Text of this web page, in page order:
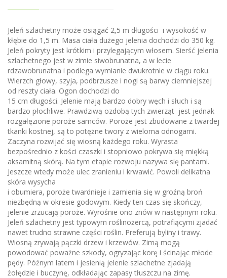
Jeleń szlachetny może osiągać 2,5 m długości i wysokość w
kłębie do 1,5 m. Masa ciała dużego jelenia dochodzi do 350 kg.
Jeleń pokryty jest krótkim i przylegającym włosem. Sierść jelenia
szlachetnego jest w zimie siwobrunatna, a w lecie
rdzawobrunatna i podlega wymianie dwukrotnie w ciągu roku.
Wierzch głowy, szyja, podbrzusze i nogi są barwy ciemniejszej
od reszty ciała. Ogon dochodzi do
15 cm długości. Jelenie mają bardzo dobry węch i słuch i są
bardzo płochliwe. Prawdziwą ozdobą tych zwierząt jest jednak
rozgałęzione poroże samców. Poroże jest zbudowane z twardej
tkanki kostnej, są to potężne twory z wieloma odnogami.
Zaczyna rozwijać się wiosną każdego roku. Wyrasta
bezpośrednio z kości czaszki i stopniowo pokrywa się miękką
aksamitną skórą. Na tym etapie rozwoju nazywa się pantami.
Jeszcze wtedy może ulec zranieniu i krwawić. Powoli delikatna
skóra wysycha
i obumiera, poroże twardnieje i zamienia się w groźną broń
niezbędną w okresie godowym. Kiedy ten czas się skończy,
jelenie zrzucają poroże. Wyrośnie ono znów w następnym roku.
Jeleń szlachetny jest typowym roślinożercą, potrafiącymi zjadać
nawet trudno strawne części roślin. Preferują byliny i trawy.
Wiosną zrywają pączki drzew i krzewów. Zimą mogą
powodować poważne szkody, ogryzając korę i ścinając młode
pędy. Późnym latem i jesienią jelenie szlachetne zjadają
żołędzie i buczynę, odkładając zapasy tłuszczu na zimę.